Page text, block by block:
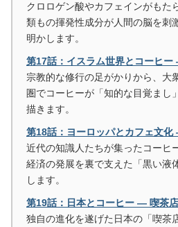
クロロゲン酸やカフェインがもた
類もの揮発性成分が人間の脳を刺
明かします。
第17話：イスラム世界とコーヒ
宗教的な修行の足がかりから、大
圏でコーヒーが「知的な目覚まし
描きます。
第18話：ヨーロッパとカフェ文
近代の知識人たちが集ったコーヒ
経済の発展を裏で支えた「黒い液
します。
第19話：日本とコーヒー ― 喫茶
独自の進化を遂げた日本の「喫茶